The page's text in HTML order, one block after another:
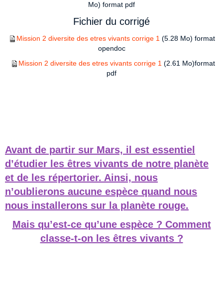
Mo) format pdf
Fichier du corrigé
Mission 2 diversite des etres vivants corrige 1 (5.28 Mo) format
opendoc
Mission 2 diversite des etres vivants corrige 1 (2.61 Mo)format
pdf
Avant de partir sur Mars, il est essentiel
d’étudier les êtres vivants de notre planète
et de les répertorier. Ainsi, nous
n’oublierons aucune espèce quand nous
nous installerons sur la planète rouge.
Mais qu’est-ce qu’une espèce ? Comment
classe-t-on les êtres vivants ?